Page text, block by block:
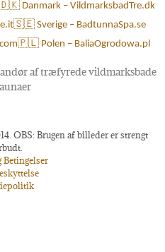
Danmark – VildmarksbadTre.dk
🇸🇪 Sverige – BadtunnaSpa.se
🇵🇱 Polen – BaliaOgrodowa.pl
af træfyrede vildmarksbade
OBS: Brugen af billeder er strengt
Betingelser